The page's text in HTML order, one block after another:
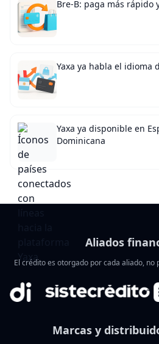
Bre-B: paga más rápido
Yaxa ya habla el idioma
Yaxa ya disponible en
Dominicana
Aliados
El crédito es otorgado por cada aliado, no
Marcas y